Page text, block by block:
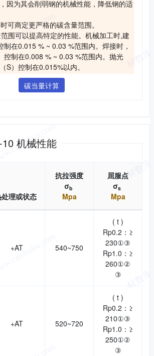
因为其会削弱钢的机械性能，降低钢的适
可商定更严格的碳含量范围。
围可以提高特定的性能。机械加工时,建
制在0.015 % ~ 0.03 %范围内。焊接时，
控制在0.008 % ~ 0.03 %范围内。抛光
S）控制在0.015%以内。
碳当量计算
机械性能
理或状态
抗拉强度
σb
Mpa
屈服点
σs
Mpa
+AT 540~750
( t )
Rp0.2：≥
230①③
Rp1.0：≥
260①②
③
+AT 520~720
( t )
Rp0.2：≥
210①③
Rp1.0：≥
250①②
③